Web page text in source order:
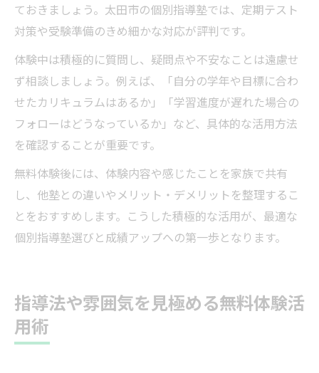
ておきましょう。太田市の個別指導塾では、定期テスト
対策や受験準備のきめ細かな対応が評判です。
体験中は積極的に質問し、疑問点や不安なことは遠慮せ
ず相談しましょう。例えば、「自分の学年や目標に合わ
せたカリキュラムはあるか」「学習進度が遅れた場合の
フォローはどうなっているか」など、具体的な活用方法
を確認することが重要です。
無料体験後には、体験内容や感じたことを家族で共有
し、他塾との違いやメリット・デメリットを整理するこ
とをおすすめします。こうした積極的な活用が、最適な
個別指導塾選びと成績アップへの第一歩となります。
指導法や雰囲気を見極める無料体験活
用術